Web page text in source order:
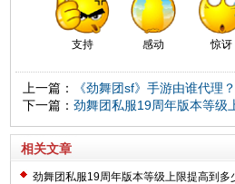
支持 感动 惊讶
上一篇：
《劲舞团sf》手游由谁代理？
下一篇： 劲舞团私服19周年版本等级
相关文章
劲舞团私服19周年版本等级上限提高到多